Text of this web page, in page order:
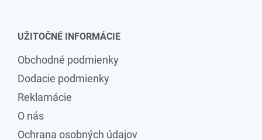
UŽITOČNÉ INFORMÁCIE
Obchodné podmienky
Dodacie podmienky
Reklamácie
O nás
Ochrana osobných údajov